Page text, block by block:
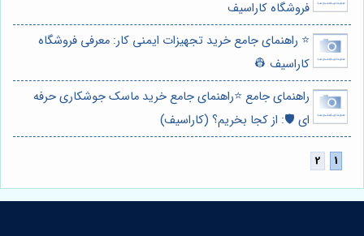
فروشگاه کاراسیف
⭐️ راهنمای جامع خرید تجهیزات ایمنی کار: معرفی فروشگاه
کاراسیف 👷
راهنمای جامع ⭐️راهنمای جامع خرید ماسک جوشکاری حرفه
ای 🛡️: از کجا بخریم؟ (کاراسیف)